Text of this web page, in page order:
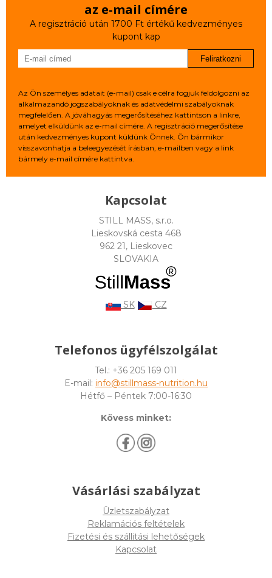
az e‑mail címére
A regisztráció után 1700 Ft értékű kedvezményes
kupont kap
Feliratkozni
Az Ön személyes adatait (e-mail) csak e célra fogjuk feldolgozni az
alkalmazandó jogszabályoknak és adatvédelmi szabályoknak
megfelelően. A jóváhagyás megerősítéséhez kattintson a linkre,
amelyet elküldünk az e-mail címére. A regisztráció megerősítése
után kedvezményes kupont küldünk Önnek. Ön bármikor
visszavonhatja a beleegyezését írásban, e-mailben vagy a link
bármely e-mail címére kattintva.
Kapcsolat
STILL MASS, s.r.o.
Lieskovská cesta 468
962 21, Lieskovec
SLOVAKIA
SK CZ
Telefonos ügyfélszolgálat
Tel.: +36 205 169 011
E-mail: info@stillmass-nutrition.hu
Hétfő – Péntek 7:00-16:30
Kövess minket:
Vásárlási szabályzat
Üzletszabályzat
Reklamációs feltételek
Fizetési és szállitási lehetőségek
Kapcsolat